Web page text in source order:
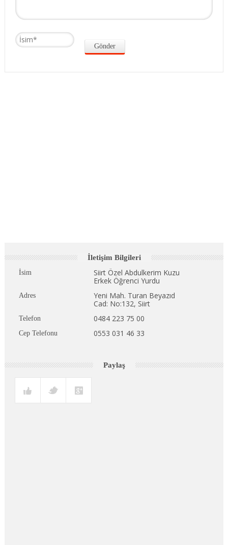
İletişim Bilgileri
İsim
Siirt Özel Abdulkerim Kuzu
Erkek Öğrenci Yurdu
Adres
Yeni Mah. Turan Beyazıd
Cad: No:132, Siirt
Telefon 0484 223 75 00
Cep Telefonu 0553 031 46 33
Paylaş